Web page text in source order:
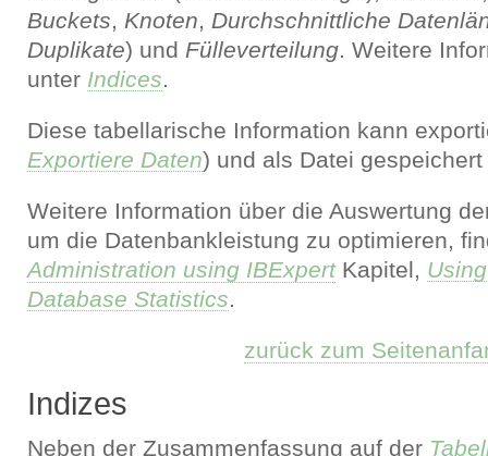
Buckets, Knoten, Durchschnittliche
Duplikate) und Fülleverteilung. Weitere
unter Indices.
Diese tabellarische Information kann
Exportiere Daten) und als Datei
Weitere Information über die Auswertung
um die Datenbankleistung zu optimieren,
Administration using IBExpertKapitel,
Database Statistics.
zurück zum
Indizes
Neben der Zusammenfassung auf der